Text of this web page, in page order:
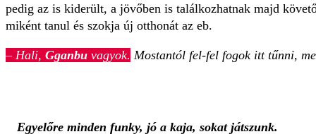
pedig az is kiderült, a jövőben is találkozhatnak majd
miként tanul és szokja új otthonát az eb.
– Hali, Gganbu vagyok. Mostantól fel-fel fogok itt tűnni,
Egyelőre minden funky, jó a kaja, sokat játszunk.